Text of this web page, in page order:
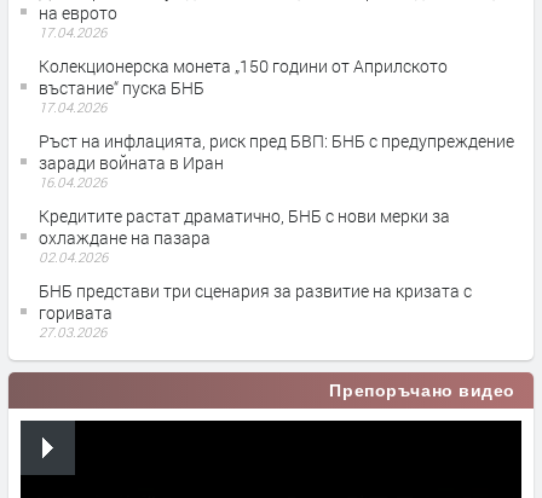
на еврото
17.04.2026
Колекционерска монета „150 години от Априлското
въстание“ пуска БНБ
17.04.2026
Ръст на инфлацията, риск пред БВП: БНБ с предупреждение
заради войната в Иран
16.04.2026
Кредитите растат драматично, БНБ с нови мерки за
охлаждане на пазара
02.04.2026
БНБ представи три сценария за развитие на кризата с
горивата
27.03.2026
Препоръчано видео